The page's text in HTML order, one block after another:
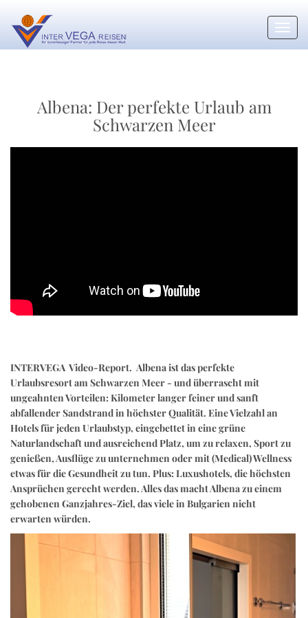
Albena: Der perfekte Urlaub am
Schwarzen Meer
INTERVEGA Video-Report. Albena ist das perfekte
Urlaubsresort am Schwarzen Meer - und überrascht mit
ungeahnten Vorteilen: Kilometer langer feiner und sanft
abfallender Sandstrand in höchster Qualität. Eine Vielzahl an
Hotels für jeden Urlaubstyp, eingebettet in eine grüne
Naturlandschaft und ausreichend Platz, um zu relaxen, Sport zu
genießen, Ausflüge zu unternehmen oder mit (Medical) Wellness
etwas für die Gesundheit zu tun. Plus: Luxushotels, die höchsten
Ansprüchen gerecht werden. Alles das macht Albena zu einem
gehobenen Ganzjahres-Ziel, das viele in Bulgarien nicht
erwarten würden.